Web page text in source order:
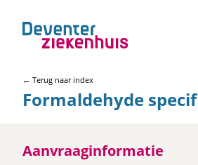
← Terug naar index
Formaldehyde
Aanvraaginformatie